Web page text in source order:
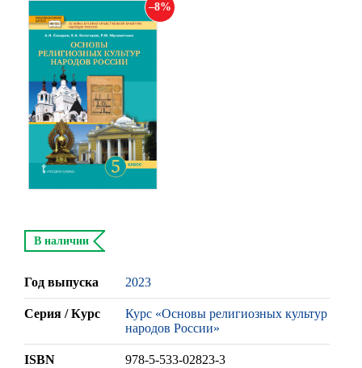
8
В наличии
Год выпуска 2023
Серия / Курс
Курс «Основы религиозных культур
народов России»
ISBN 978-5-533-02823-3